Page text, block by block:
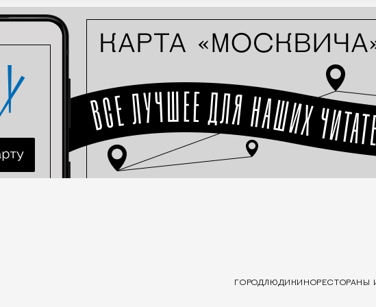
ГОРОДЛЮДИ КИНОРЕСТОРАНЫ